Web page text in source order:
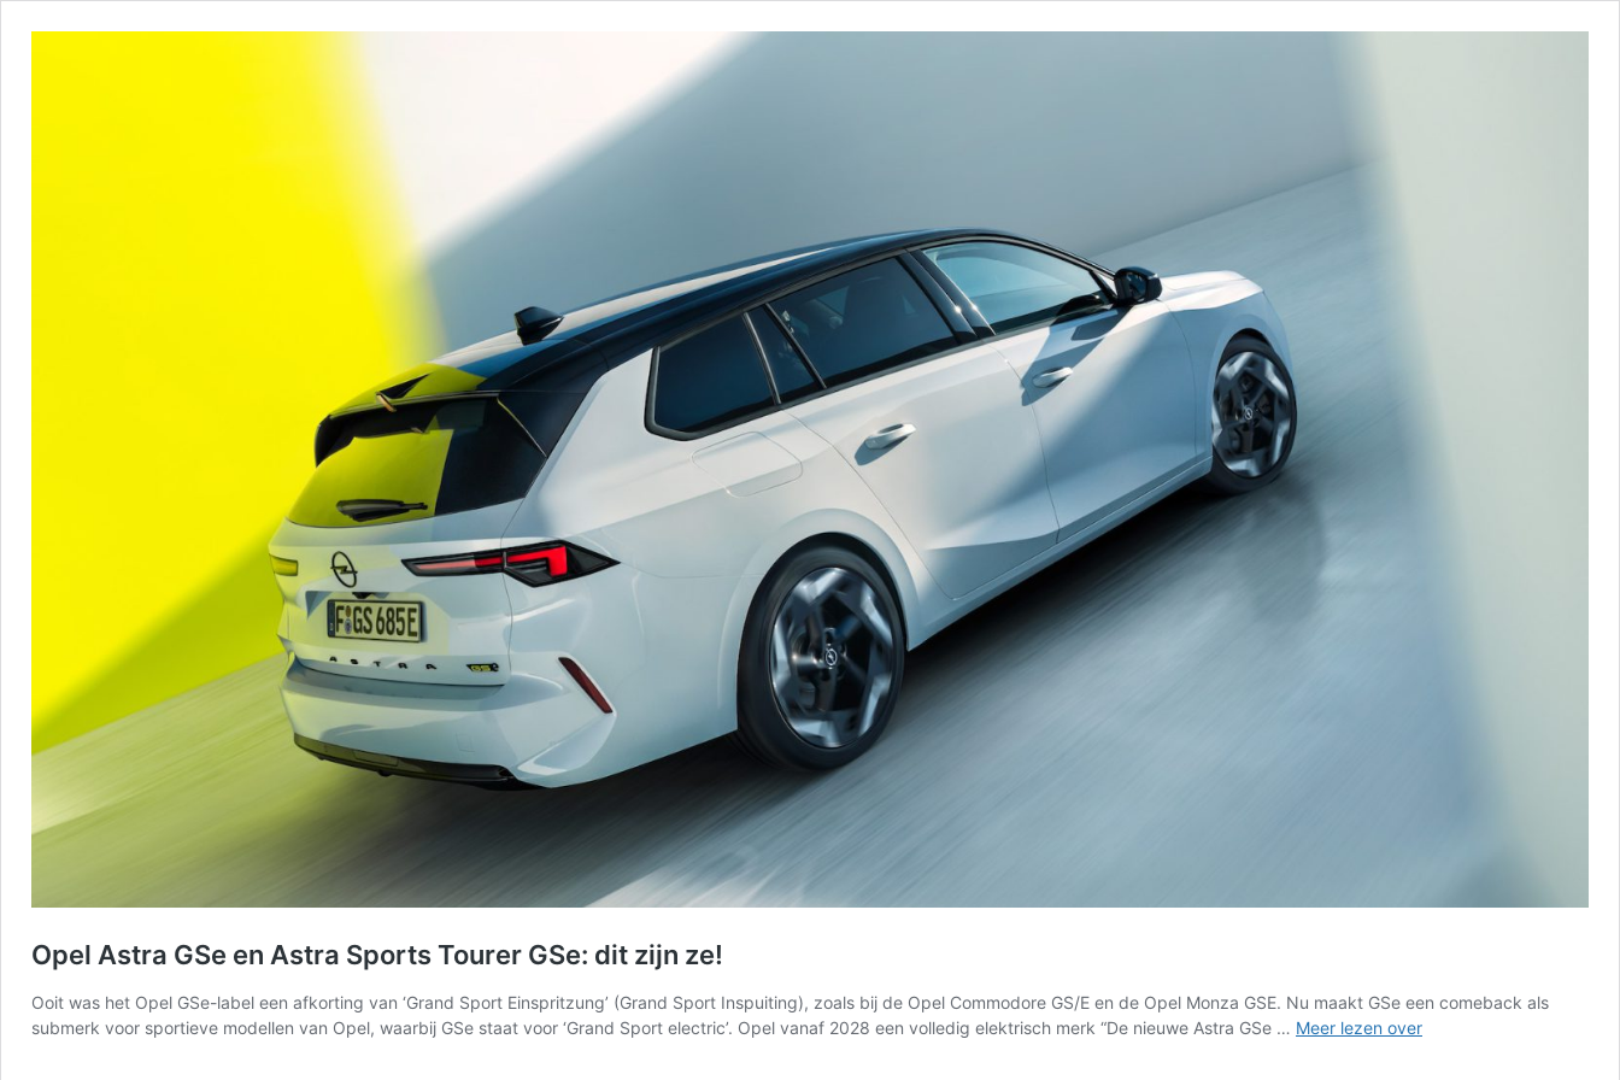
Opel Astra GSe en Astra Sports Tourer GSe: dit zijn ze!
Ooit was het Opel GSe-label een afkorting van ‘Grand Sport Einspritzung’ (Grand Sport Inspuiting), zoals bij de Opel Commodore GS/E en de Opel Monza GSE. Nu maakt GSe een comeback als
submerk voor sportieve modellen van Opel, waarbij GSe staat voor ‘Grand Sport electric’. Opel vanaf 2028 een volledig elektrisch merk “De nieuwe Astra GSe … Meer lezen overOpel